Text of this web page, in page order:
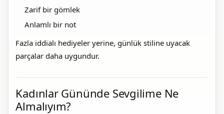
Zarif bir gömlek
Anlamlı bir not
Fazla iddialı hediyeler yerine, günlük stiline uyacak
parçalar daha uygundur.
Kadınlar Gününde Sevgilime Ne
Almalıyım?